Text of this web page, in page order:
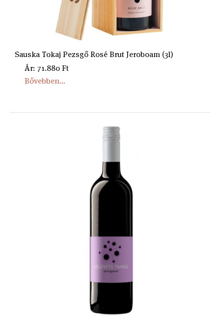
Sauska Tokaj Pezsgő Rosé Brut Jeroboam (3l)
Ár: 71.880 Ft
Bővebben...